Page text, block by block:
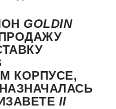
GOLDIN
КОРПУСЕ,
II